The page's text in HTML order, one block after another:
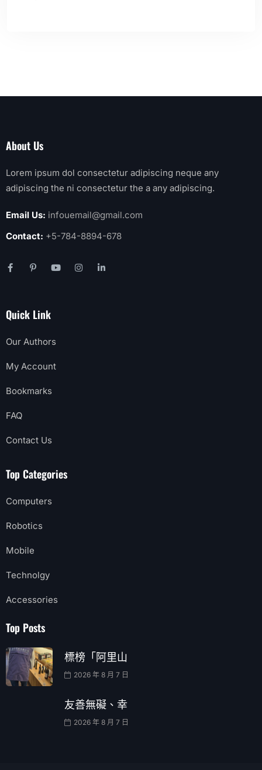
About Us
Lorem ipsum dol consectetur adipiscing neque any
adipiscing the ni consectetur the a any adipiscing.
Email Us: infouemail@gmail.com
Contact: +5-784-8894-678
Quick Link
Our Authors
My Account
Bookmarks
FAQ
Contact Us
Top Categories
Computers
Robotics
Mobile
Technolgy
Accessories
Top Posts
標榜「阿里山
2026 年 8 月 7 日
友善無礙、幸
2026 年 8 月 7 日